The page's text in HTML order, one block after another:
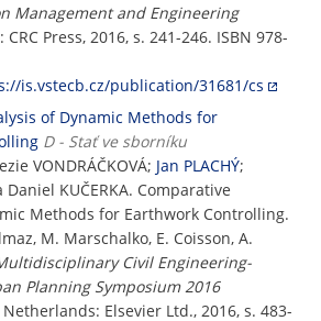
Management and Engineering
CRC Press, 2016, s. 241-246. ISBN 978-
is.vstecb.cz/publication/31681/cs
of Dynamic Methods for
D - Stať ve sborníku
VONDRÁČKOVÁ; Jan PLACHÝ;
Daniel KUČERKA. Comparative
Methods for Earthwork Controlling.
M. Marschalko, E. Coisson, A.
Civil Engineering-
Planning Symposium 2016
Netherlands: Elsevier Ltd., 2016, s. 483-